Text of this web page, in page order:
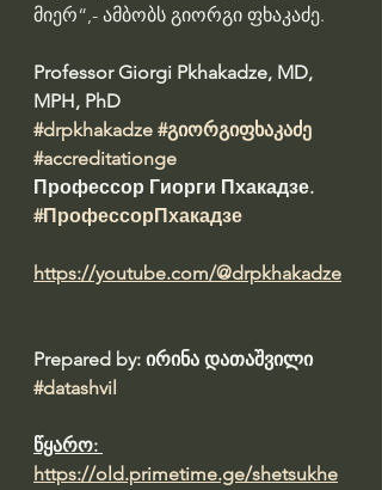
მიერ“,- ამბობს გიორგი ფხაკაძე.
Professor Giorgi Pkhakadze, MD,
MPH, PhD
#drpkhakadze #გიორგიფხაკაძე
#accreditationge
Профессор Гиорги Пхакадзе.
#ПрофессорПхакадзе
https://youtube.com/@drpkhakadze
Prepared by: ირინა დათაშვილი
#datashvil
წყარო:
https://old.primetime.ge/shetsukhe